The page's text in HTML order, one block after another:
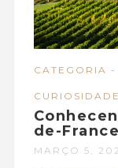
CATEGORIA -
de-France
MARÇO 5,